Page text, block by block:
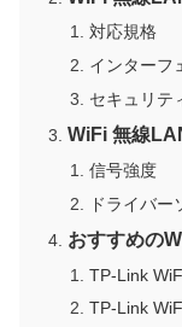
対応規格
インターフ
セキュリテ
WiFi 無線
信号強度
ドライバー
おすすめの
TP-Link
TP-Link